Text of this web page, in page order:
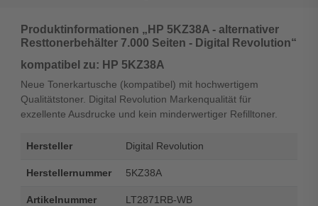
Produktinformationen „HP 5KZ38A - alternativer
Resttonerbehälter 7.000 Seiten - Digital Revolution“
kompatibel zu: HP 5KZ38A
Neue Tonerkartusche (kompatibel) mit hochwertigem
Qualitätstoner. Digital Revolution Markenqualität für
exzellente Ausdrucke und kein minderwertiger Refilltoner.
Hersteller Digital Revolution
Herstellernummer 5KZ38A
Artikelnummer LT2871RB-WB